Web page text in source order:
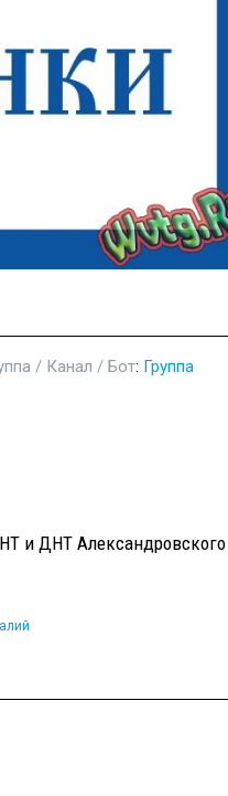
/ Канал / Бот: Группа
и ДНТ Александровского